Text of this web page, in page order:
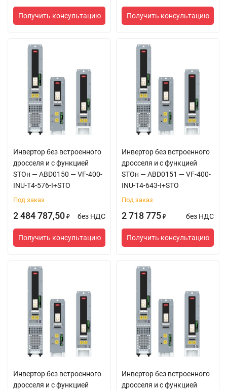
Полусинусоидальный
виброускорение 50
Способ
Встроенный
вентилятор
принудительного
охлаждения
Получить консультацию Получить консультацию
Инвертор без встроенного
дросселя и с функцией
STOн — ABD0150 — VF-400-
INU-T4-576-I+STO
Под заказ
2 484 787,50 ₽ без НДС
Получить консультацию
Инвертор без встроенного
дросселя и с функцией
STOн — ABD0151 — VF-400-
INU-T4-643-I+STO
Под заказ
2 718 775 ₽ без НДС
Получить консультацию
Инвертор без встроенного
дросселя и с функцией
Инвертор без встроенного
дросселя и с функцией